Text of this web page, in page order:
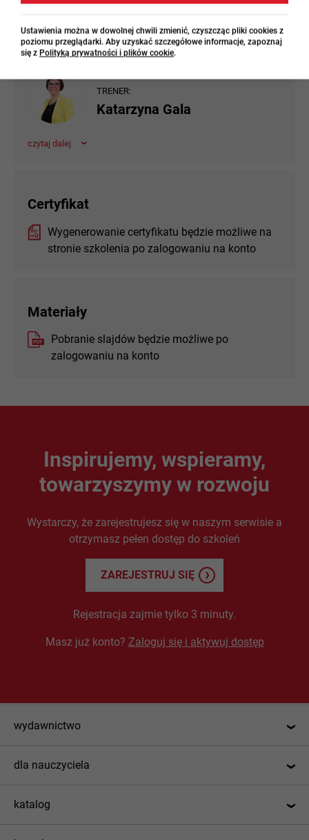
trasę aż do samego końca! :)
TRENER:
Katarzyna Gala
czytaj dalej
Certyfikat
Wygenerowanie certyfikatu będzie możliwe na
stronie szkolenia po zalogowaniu na konto
Materiały
Pobranie slajdów będzie możliwe po
zalogowaniu na konto
Inspirujemy, wspieramy,
towarzyszymy w rozwoju
Wystarczy, że zarejestrujesz się w naszym serwisie a
otrzymasz pełen dostęp do szkoleń
ZAREJESTRUJ SIĘ
Rejestracja zajmie tylko 3 minuty.
Masz już konto? Zaloguj się i aktywuj dostęp
wydawnictwo
o nas
kontakt
dział pomocy
dla nauczyciela
Strefa nauczyciela
Lekcje do kopiowania
katalog
Szkoły państwowe
Ustawienia można w dowolnej chwili zmienić, czyszcząc pliki cookies z
poziomu przeglądarki. Aby uzyskać szczegółowe informacje, zapoznaj
się z Polityką prywatności i plików cookie.